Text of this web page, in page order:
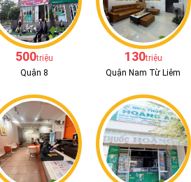
500triệu
Quận 8
130triệu
Quận Nam Từ Liêm